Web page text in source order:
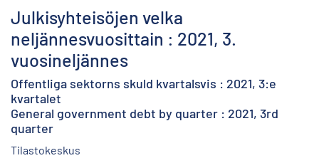
Julkisyhteisöjen velka
neljännesvuosittain : 2021, 3.
vuosineljännes
Offentliga sektorns skuld kvartalsvis : 2021, 3:e
kvartalet
General government debt by quarter : 2021, 3rd
quarter
Tilastokeskus